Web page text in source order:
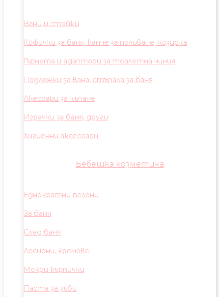
Вани и стойки
Кофички за баня, канче за поливане, козирка
Гърнета и адаптори за тоалетна чиния
Подложки за вана, стъпала за баня
Акесоари за къпане
Играчки за баня, други
Хигиенни аксесоари
Бебешка козметика
Еднократни пелени
За баня
След баня
Лосиони, кремове
Мокри кърпички
Паста за зъби